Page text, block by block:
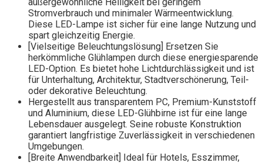
Stromverbrauch und minimaler Wärmeentwicklung.
Diese LED-Lampe ist sicher für eine lange Nutzung und
spart gleichzeitig Energie.
[Vielseitige Beleuchtungslösung] Ersetzen Sie
herkömmliche Glühlampen durch diese energiesparende
LED-Option. Es bietet hohe Lichtdurchlässigkeit und ist
für Unterhaltung, Architektur, Stadtverschönerung, Teil-
oder dekorative Beleuchtung.
Hergestellt aus transparentem PC, Premium-Kunststoff
und Aluminium, diese LED-Glühbirne ist für eine lange
Lebensdauer ausgelegt. Seine robuste Konstruktion
garantiert langfristige Zuverlässigkeit in verschiedenen
Umgebungen.
[Breite Anwendbarkeit] Ideal für Hotels, Esszimmer,